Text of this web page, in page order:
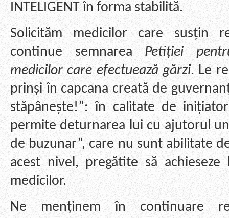
INTELIGENT în forma stabilită.
Solicităm medicilor care susțin
continue semnarea Petiției
medicilor care efectuează gărzi. Le
prinși în capcana creată de
stăpânește!”: în calitate de
permite deturnarea lui cu ajutorul
de buzunar”, care nu sunt abilitate
acest nivel, pregătite să
medicilor.
Ne menținem în continuare